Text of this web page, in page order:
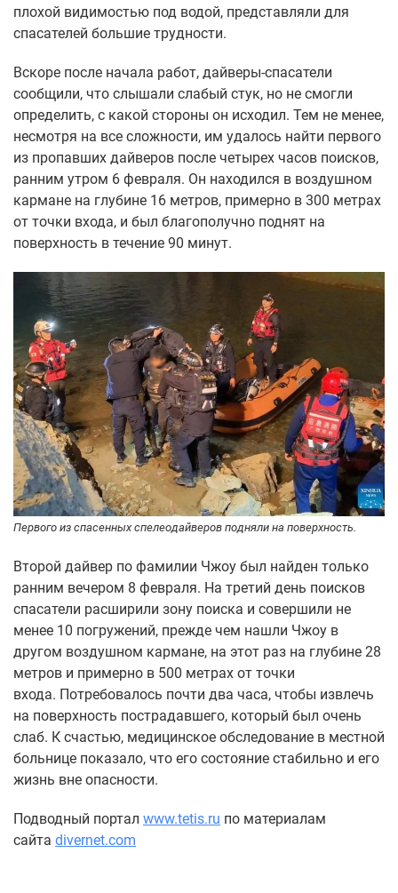
плохой видимостью под водой, представляли для
спасателей большие трудности.
Вскоре после начала работ, дайверы-спасатели
сообщили, что слышали слабый стук, но не смогли
определить, с какой стороны он исходил. Тем не менее,
несмотря на все сложности, им удалось найти первого
из пропавших дайверов после четырех часов поисков,
ранним утром 6 февраля. Он находился в воздушном
кармане на глубине 16 метров, примерно в 300 метрах
от точки входа, и был благополучно поднят на
поверхность в течение 90 минут.
Первого из спасенных спелеодайверов подняли на поверхность.
Второй дайвер по фамилии Чжоу был найден только
ранним вечером 8 февраля. На третий день поисков
спасатели расширили зону поиска и совершили не
менее 10 погружений, прежде чем нашли Чжоу в
другом воздушном кармане, на этот раз на глубине 28
метров и примерно в 500 метрах от точки
входа. Потребовалось почти два часа, чтобы извлечь
на поверхность пострадавшего, который был очень
слаб. К счастью, медицинское обследование в местной
больнице показало, что его состояние стабильно и его
жизнь вне опасности.
Подводный портал www.tetis.ru по материалам
сайта divernet.com